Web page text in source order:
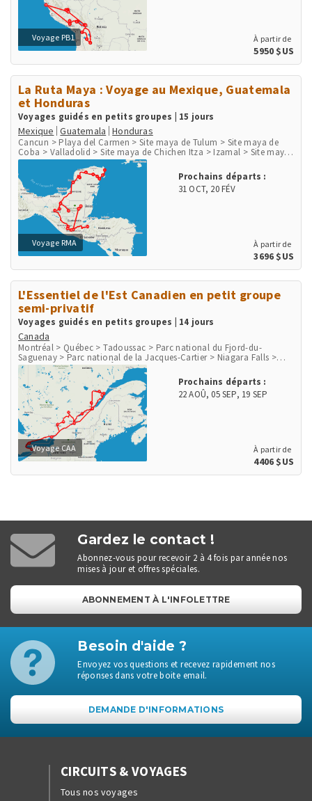
Voyage PB1 À partir de
5950 $US
La Ruta Maya : Voyage au Mexique, Guatemala
et Honduras
Voyages guidés en petits groupes | 15 jours
Mexique Guatemala Honduras
Cancun > Playa del Carmen > Site maya de Tulum > Site maya de
Coba > Valladolid > Site maya de Chichen Itza > Izamal > Site maya
de Uxmal > Agua Azul > Site maya de Palenque > Ville de Palenque >
Site maya de Yaxchilan > Site maya de Bonampak > San Cristobal de
las Casas > San Juan de Chamula > Chichicastenango > Panajachel
> Lac Atitlan > San Juan la Laguna > Antigua > Guatemala City >
Flores > Site maya de Tikal > Site maya de Copan
Voyage RMA
Prochains départs :
31 OCT, 20 FÉV
À partir de
3696 $US
L'Essentiel de l'Est Canadien en petit groupe
semi-privatif
Voyages guidés en petits groupes | 14 jours
Canada
Montréal > Québec > Tadoussac > Parc national du Fjord-du-
Saguenay > Parc national de la Jacques-Cartier > Niagara Falls >
Parc national des Mille-Îles > Ottawa > Mont-Tremblant > Parc
national du Mont-Tremblant
Voyage CAA
Prochains départs :
22 AOÛ,05 SEP, 19 SEP
À partir de
4406 $US
Gardez le contact !
Abonnez-vous pour recevoir 2 à 4 fois par année nos
mises à jour et offres spéciales.
ABONNEMENT À L'INFOLETTRE
Besoin d'aide ?
Envoyez vos questions et recevez rapidement nos
réponses dans votre boite email.
DEMANDE D'INFORMATIONS
CIRCUITS & VOYAGES
Tous nos voyages